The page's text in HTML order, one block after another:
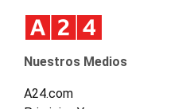
Nuestros Medios
A24.com